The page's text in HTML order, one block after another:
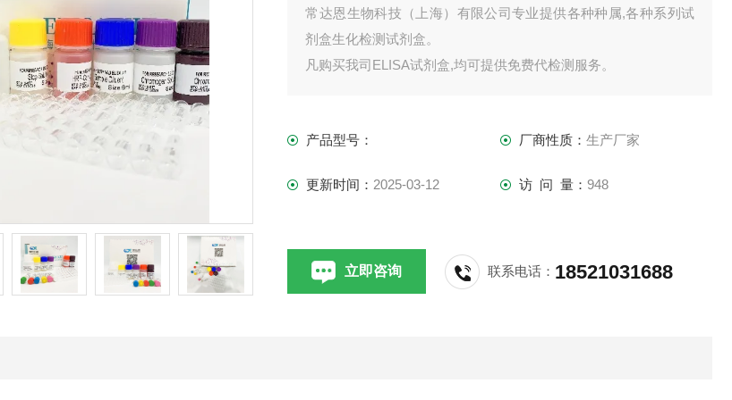
常达恩生物科技（上海）有限公司专业提供各种种属,各种系列试
剂盒生化检测试剂盒。
凡购买我司ELISA试剂盒,均可提供免费代检测服务。
产品型号： 厂商性质： 生产厂家
更新时间： 2025-03-12 访 问 量： 948
立即咨询 联系电话： 18521031688